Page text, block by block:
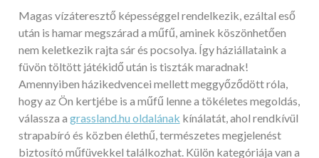
Magas vízáteresztő képességgel rendelkezik, ezáltal eső
után is hamar megszárad a műfű, aminek köszönhetően
nem keletkezik rajta sár és pocsolya. Így háziállataink a
füvön töltött játékidő után is tiszták maradnak!
Amennyiben házikedvencei mellett meggyőződött róla,
hogy az Ön kertjébe is a műfű lenne a tökéletes megoldás,
válassza a grassland.hu oldalának kínálatát, ahol rendkívül
strapabíró és közben élethű, természetes megjelenést
biztosító műfüvekkel találkozhat. Külön kategóriája van a